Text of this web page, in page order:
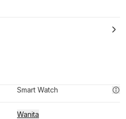
Smart Watch
Wanita